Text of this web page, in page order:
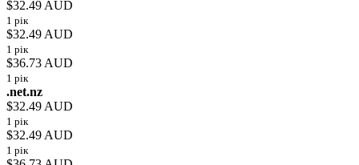
$32.49 AUD
1 рік
$32.49 AUD
1 рік
$36.73 AUD
1 рік
.net.nz
$32.49 AUD
1 рік
$32.49 AUD
1 рік